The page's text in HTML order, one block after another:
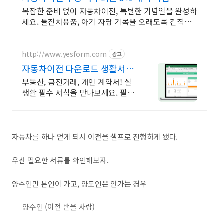
복잡한 준비 없이 자동차이전, 특별한 기념일을 완성하
세요. 돌잔치용품, 아기 자람 기록을 오래도록 간직할
http://www.yesform.com 광고
자동차이전 다운로드 생활서식
무료다운
부동산, 금전거래, 개인 계약서! 실
생활 필수 서식을 만나보세요. 필요
자동차를 하나 얻게 되서 이전을 셀프로 진행하게 됐다.
우선 필요한 서류를 확인해보자.
양수인만 본인이 가고, 양도인은 안가는 경우
양수인 (이전 받을 사람)